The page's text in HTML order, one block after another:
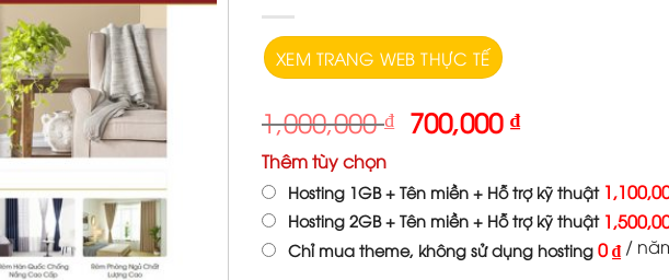
XEM TRANG WEB THỰC TẾ
1,000,000₫ 700,000₫
Thêm tùy chọn
Hosting 1GB + Tên miền + Hỗ trợ kỹ thuật
Hosting 2GB + Tên miền + Hỗ trợ kỹ thuật
Chỉ mua theme, không sử dụng hosting 0 ₫ /